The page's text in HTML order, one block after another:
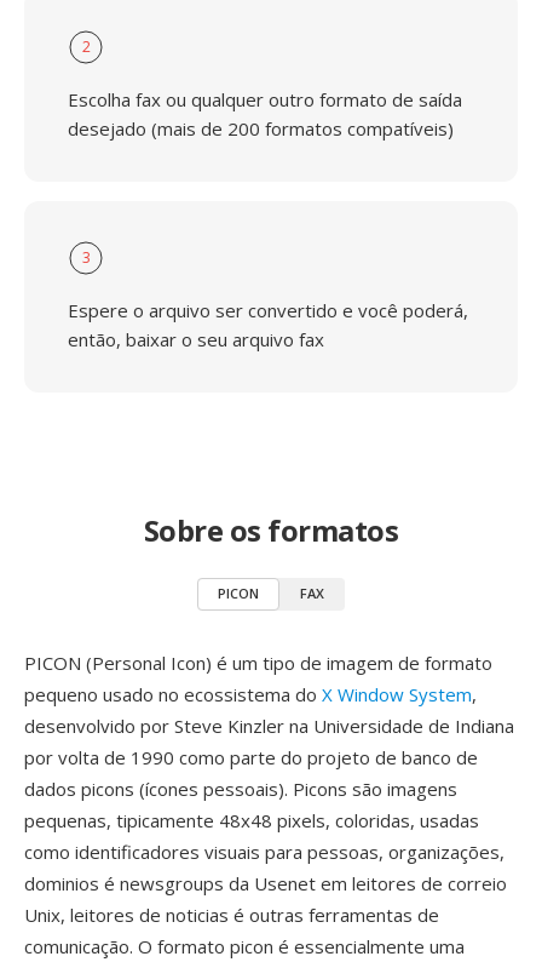
2
Escolha fax ou qualquer outro formato de saída
desejado (mais de 200 formatos compatíveis)
3
Espere o arquivo ser convertido e você poderá,
então, baixar o seu arquivo fax
Sobre os formatos
PICON FAX
PICON (Personal Icon) é um tipo de imagem de formato
pequeno usado no ecossistema do X Window System,
desenvolvido por Steve Kinzler na Universidade de Indiana
por volta de 1990 como parte do projeto de banco de
dados picons (ícones pessoais). Picons são imagens
pequenas, tipicamente 48x48 pixels, coloridas, usadas
como identificadores visuais para pessoas, organizações,
dominios é newsgroups da Usenet em leitores de correio
Unix, leitores de noticias é outras ferramentas de
comunicação. O formato picon é essencialmente uma